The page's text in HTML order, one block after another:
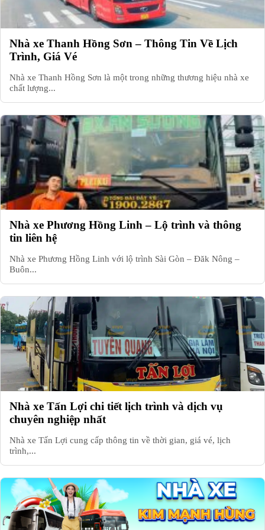
Nhà xe Thanh Hồng Sơn – Thông Tin Về Lịch
Trình, Giá Vé
Nhà xe Thanh Hồng Sơn là một trong những thương hiệu nhà xe
chất lượng...
Nhà xe Phương Hồng Linh – Lộ trình và thông
tin liên hệ
Nhà xe Phương Hồng Linh với lộ trình Sài Gòn – Đăk Nông –
Buôn...
Nhà xe Tấn Lợi chi tiết lịch trình và dịch vụ
chuyên nghiệp nhất
Nhà xe Tấn Lợi cung cấp thông tin về thời gian, giá vé, lịch
trình,...